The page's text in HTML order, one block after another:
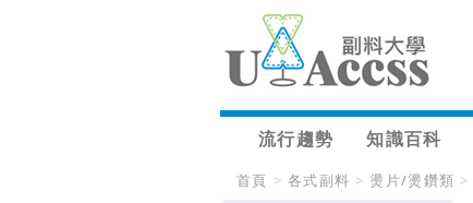
流行趨勢 知識百科
首頁 > 各式副料 > 燙片/燙鑽類 >